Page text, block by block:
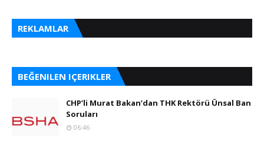
REKLAMLAR
BEĞENILEN IÇERIKLER
CHP’li Murat Bakan’dan THK Rektörü Ünsal Ban
Soruları
06:46